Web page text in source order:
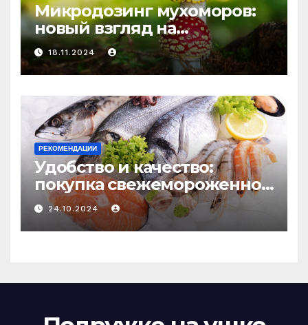
Микродозинг мухоморов:
новый взгляд на
психоделику
18.11.2024
РЕКОМЕНДАЦИИ
Удобство и качество:
покупка свежемороженной
рыбы онлайн
24.10.2024